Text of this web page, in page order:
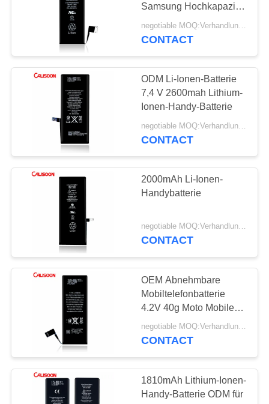
Samsung Hochkapazität
Langlebig Leichtgewicht
CONTACT
ODM Li-Ionen-Batterie
7,4 V 2600mah Lithium-
Ionen-Handy-Batterie
CONTACT
2000mAh Li-Ionen-
Handybatterie
negotiable MOQ:Verhandlungsfähig
CONTACT
OEM Abnehmbare
Mobiltelefonbatterie
4.2V 40g Moto Mobile
Batterie
negotiable MOQ:Verhandlungsfähig
CONTACT
1810mAh Lithium-Ionen-
Handy-Batterie ODM für